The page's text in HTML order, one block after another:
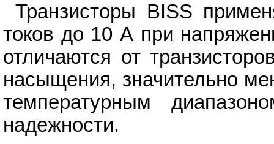
Транзисторы BISS
токов до 10 А при
отличаются от
насыщения, значительно
температурным
надежности.